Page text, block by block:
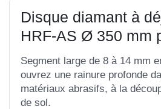
Disque diamant à
HRF-AS Ø 350 mm
Segment large de 8 à 14 mm
ouvrez une rainure profonde
matériaux abrasifs, à la
de sol.